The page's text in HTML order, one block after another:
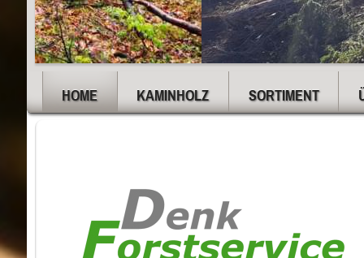
HOME KAMINHOLZ SORTIMENT